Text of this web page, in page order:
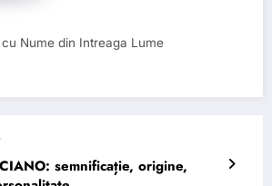
Nume din Intreaga Lume
semnificație, origine,